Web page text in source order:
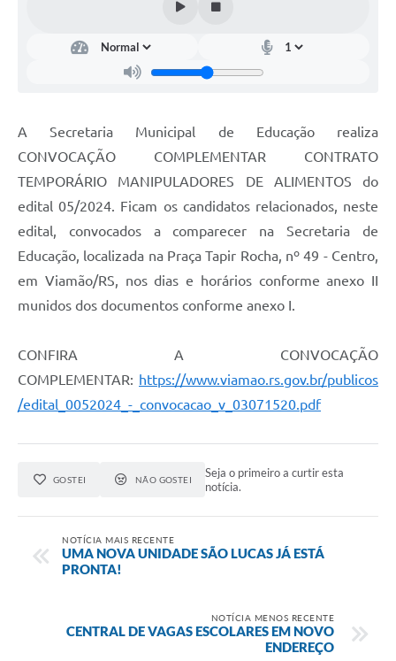
A Secretaria Municipal de Educação realiza
CONVOCAÇÃO COMPLEMENTAR CONTRATO
TEMPORÁRIO MANIPULADORES DE ALIMENTOS do
edital 05/2024. Ficam os candidatos relacionados, neste
edital, convocados a comparecer na Secretaria de
Educação, localizada na Praça Tapir Rocha, nº 49 - Centro,
em Viamão/RS, nos dias e horários conforme anexo II
munidos dos documentos conforme anexo I.
CONFIRA A CONVOCAÇÃO
COMPLEMENTAR: https://www.viamao.rs.gov.br/publicos
/edital_0052024_-_convocacao_v_03071520.pdf
GOSTEI NÃO GOSTEI
Seja o primeiro a curtir esta
notícia.
NOTÍCIA MAIS RECENTE
UMA NOVA UNIDADE SÃO LUCAS JÁ ESTÁ
PRONTA!
NOTÍCIA MENOS RECENTE
CENTRAL DE VAGAS ESCOLARES EM NOVO
ENDEREÇO